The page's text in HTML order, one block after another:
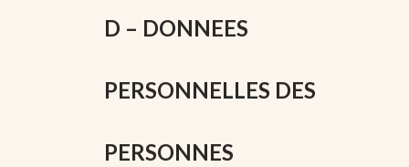
D – DONNEES
PERSONNELLES DES
PERSONNES